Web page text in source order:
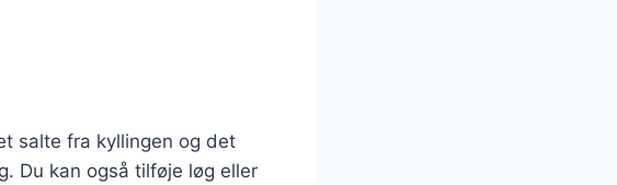
salte fra kyllingen og det
Du kan også tilføje løg eller